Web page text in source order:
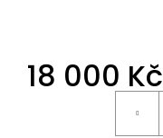
18 000 Kč